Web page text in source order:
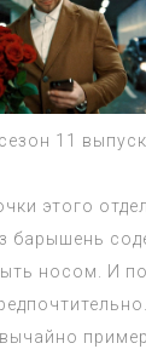
11
этого
барышень
носом. И